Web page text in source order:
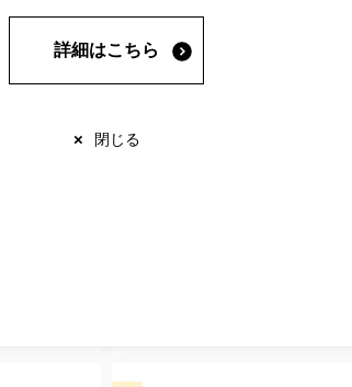
詳細はこちら
× 閉じる